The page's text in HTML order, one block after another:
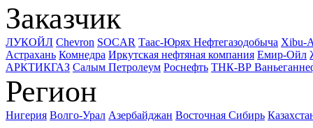
Заказчик
ЛУКОЙЛ Chevron SOCAR Таас-Юрях Нефтегазодобыча Xibu-
Астрахань Комнедра Иркутская нефтяная компания Емир-Ойл
АРКТИКГАЗ Салым Петролеум Роснефть ТНК-ВР
Регион
Нигерия Волго-Урал Азербайджан Восточная Сибирь